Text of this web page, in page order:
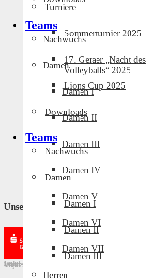
Teams
Nachwuchs
Damen
Damen I
Damen II
Damen III
Damen IV
Damen V
Damen VI
Damen VII
Herren
Turniere
Sommerturnier 2025
17. Geraer „Nacht des
Volleyballs“ 2025
Lions Cup 2025
Downloads
Teams
Nachwuchs
Damen
Damen I
Damen II
Damen III
Unsere Partner und Sponsoren
Folgt uns in den sozialen Medien!
Weitere Links
Impressum